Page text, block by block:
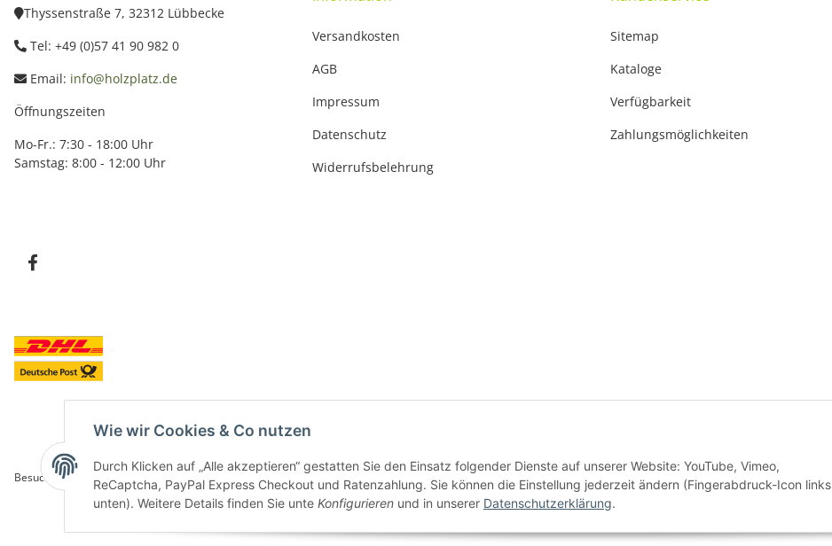
Thyssenstraße 7, 32312 Lübbecke
Tel: +49 (0)57 41 90 982 0
Email: info@holzplatz.de
Öffnungszeiten
Mo-Fr.: 7:30 - 18:00 Uhr
Samstag: 8:00 - 12:00 Uhr
Versandkosten
AGB
Impressum
Datenschutz
Widerrufsbelehrung
Sitemap
Kataloge
Verfügbarkeit
Zahlungsmöglichkeiten
Besucherzähler: 5841683 Alle Preise inkl. MwSt.
Wie wir Cookies & Co nutzen
Durch Klicken auf „Alle akzeptieren“ gestatten Sie den Einsatz folgender Dienste auf unserer Website: YouTube, Vimeo,
ReCaptcha, PayPal Express Checkout und Ratenzahlung. Sie können die Einstellung jederzeit ändern (Fingerabdruck-Icon links
unten). Weitere Details finden Sie unte Konfigurieren und in unserer Datenschutzerklärung.